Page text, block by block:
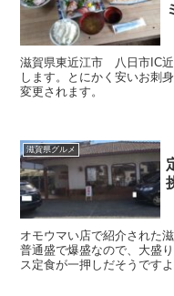
滋賀県東近江市 八日市IC
します。とにかく安いお刺
変更されます。
滋賀県グルメ
オモウマい店で紹介された
普通盛で爆盛なので、大盛
ス定食が一押しだそうですよ